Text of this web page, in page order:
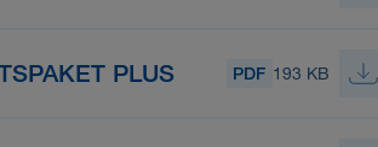
PLUS PDF 193 KB